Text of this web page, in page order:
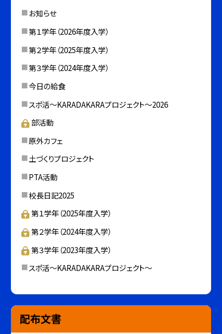
お知らせ
第１学年（2026年度入学）
第２学年（2025年度入学）
第３学年（2024年度入学）
今日の給食
スポ活～KARADAKARAプロジェクト～2026
部活動
原外カフェ
土づくりプロジェクト
PTA活動
校長日記2025
第１学年（2025年度入学）
第２学年（2024年度入学）
第３学年（2023年度入学）
スポ活～KARADAKARAプロジェクト～
配布文書